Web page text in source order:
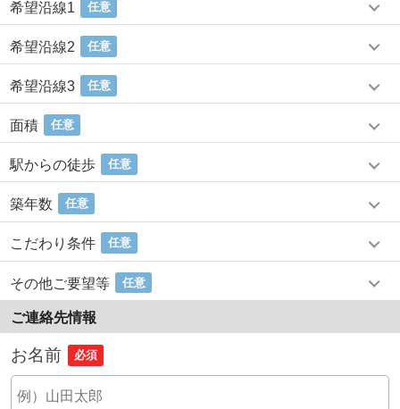
希望沿線1 任意
希望沿線2 任意
希望沿線3 任意
面積 任意
駅からの徒歩 任意
築年数 任意
こだわり条件 任意
その他ご要望等 任意
ご連絡先情報
お名前 必須